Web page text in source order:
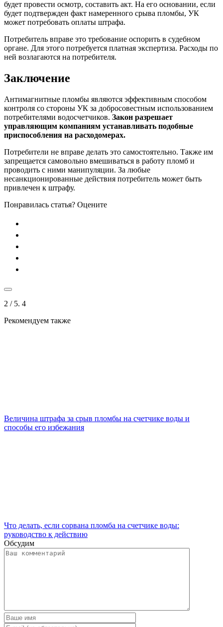
будет провести осмотр, составить акт. На его основании, если
будет подтвержден факт намеренного срыва пломбы, УК
может потребовать оплаты штрафа.
Потребитель вправе это требование оспорить в судебном
органе. Для этого потребуется платная экспертиза. Расходы по
ней возлагаются на потребителя.
Заключение
Антимагнитные пломбы являются эффективным способом
контроля со стороны УК за добросовестным использованием
потребителями водосчетчиков. Закон разрешает
управляющим компаниям устанавливать подобные
приспособления на расходомерах.
Потребители не вправе делать это самостоятельно. Также им
запрещается самовольно вмешиваться в работу пломб и
проводить с ними манипуляции. За любые
несанкционированные действия потребитель может быть
привлечен к штрафу.
Понравилась статья? Оцените
2 / 5. 4
Рекомендуем также
Величина штрафа за срыв пломбы на счетчике воды и
способы его избежания
Что делать, если сорвана пломба на счетчике воды:
руководство к действию
Обсудим